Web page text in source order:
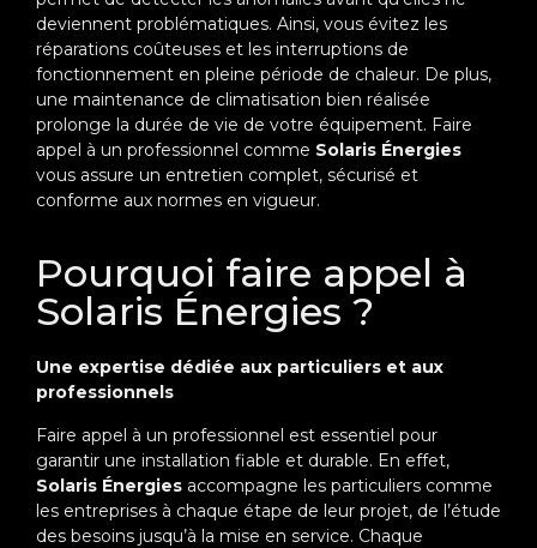
deviennent problématiques. Ainsi, vous évitez les
réparations coûteuses et les interruptions de
fonctionnement en pleine période de chaleur. De plus,
une maintenance de climatisation bien réalisée
prolonge la durée de vie de votre équipement. Faire
appel à un professionnel comme Solaris Énergies
vous assure un entretien complet, sécurisé et
conforme aux normes en vigueur.
Pourquoi faire appel à
Solaris Énergies ?
Une expertise dédiée aux particuliers et aux
professionnels
Faire appel à un professionnel est essentiel pour
garantir une installation fiable et durable. En effet,
Solaris Énergies accompagne les particuliers comme
les entreprises à chaque étape de leur projet, de l’étude
des besoins jusqu’à la mise en service. Chaque